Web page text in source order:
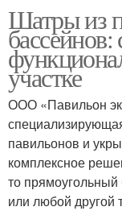
Шатры из
бассейнов:
участке
ООО «Павильон
павильонов и
комплексное
то прямоугольный
или любой другой